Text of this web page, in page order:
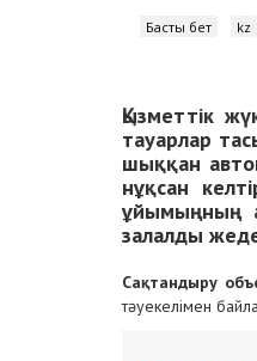
Басты бет kz
Қызметтік
тауарлар
шыққан
нұқсан
ұйымыңның
залалды
Сақтандыру
тәуекелімен